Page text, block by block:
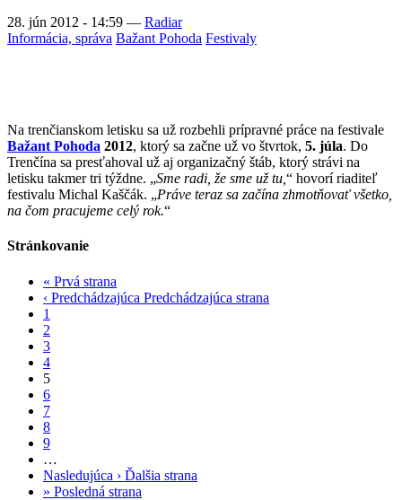
28. jún 2012 - 14:59 — Radiar
Informácia, správa Bažant Pohoda Festivaly
Na trenčianskom letisku sa už rozbehli prípravné práce na festivale
Bažant Pohoda 2012, ktorý sa začne už vo štvrtok, 5. júla. Do
Trenčína sa presťahoval už aj organizačný štáb, ktorý strávi na
letisku takmer tri týždne. „Sme radi, že sme už tu, “ hovorí riaditeľ
festivalu Michal Kaščák. „Práve teraz sa začína zhmotňovať všetko,
na čom pracujeme celý rok.“
Stránkovanie
« Prvá strana
‹ Predchádzajúca Predchádzajúca strana
1
2
3
4
5
6
7
8
9
…
Nasledujúca › Ďalšia strana
» Posledná strana